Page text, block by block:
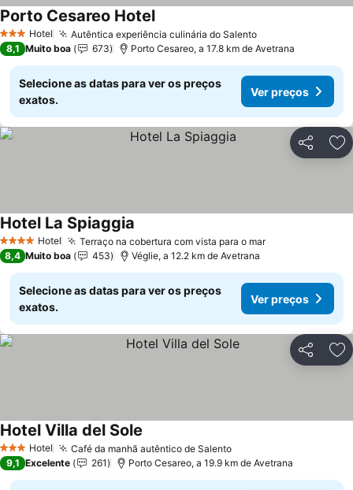
3 EstrelasHotel Autêntica experiência culinária do SalentoVer preços
Porto Cesareo HotelVer preços
8,1 Muito boa 673 Porto Cesareo, a 17.8 km de Avetrana
Selecione as datas para ver os preços
exatos.
Ver preços
Partilhar
4 EstrelasHotel Terraço na cobertura com vista para o marVer preços
Hotel La Spiaggia
8,4 Muito boa 453 Véglie, a 12.2 km de Avetrana
Selecione as datas para ver os preços
exatos.
Ver preços
Partilhar
3 EstrelasHotel Café da manhã autêntico de SalentoVer preços
Hotel Villa del Sole
9,1 Excelente 261 Porto Cesareo, a 19.9 km de Avetrana